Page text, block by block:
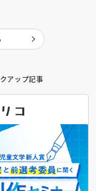
アップ記事